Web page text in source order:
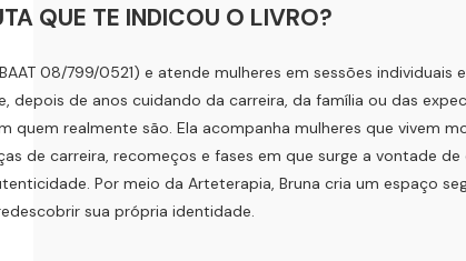
QUE TE INDICOU O LIVRO?
08/799/0521) e atende mulheres em sessões individuais
depois de anos cuidando da carreira, da família ou das
quem realmente são. Ela acompanha mulheres que vivem
de carreira, recomeços e fases em que surge a vontade
Por meio da Arteterapia, Bruna cria um espaço
sua própria identidade.